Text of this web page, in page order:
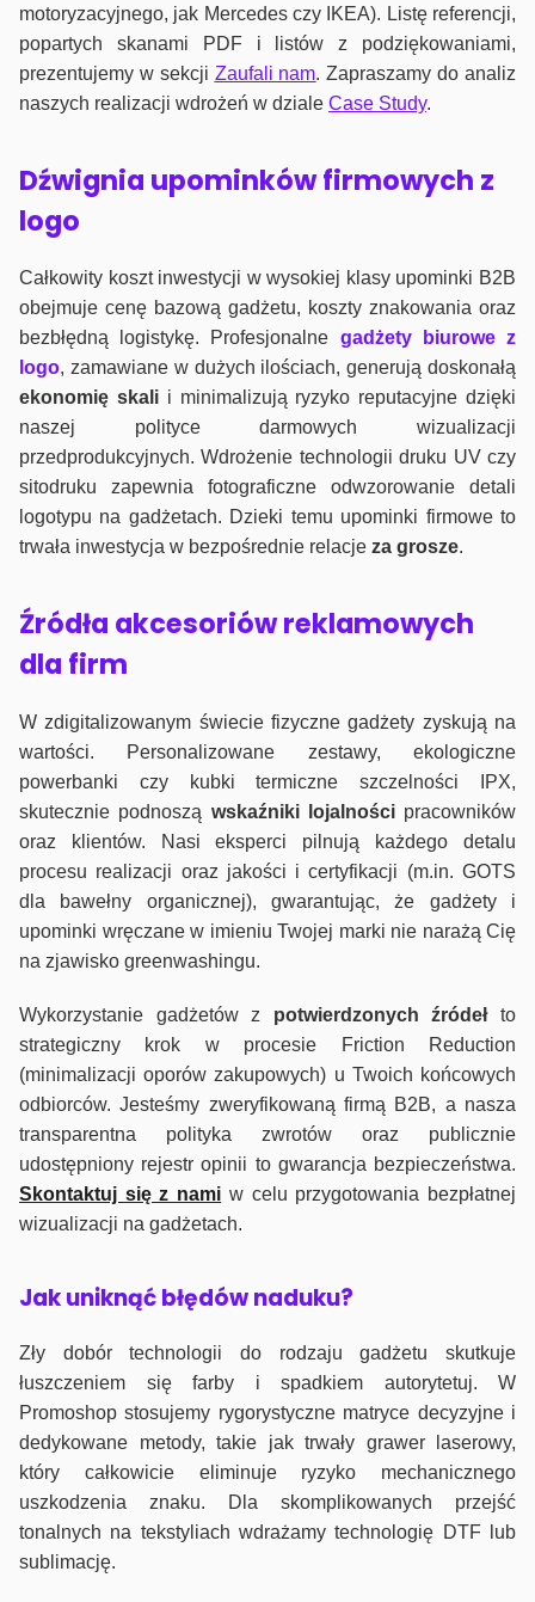
motoryzacyjnego, jak Mercedes czy IKEA). Listę referencji,
popartych skanami PDF i listów z podziękowaniami,
prezentujemy w sekcji Zaufali nam. Zapraszamy do analiz
naszych realizacji wdrożeń w dziale Case Study.
Dźwignia upominków firmowych z
logo
Całkowity koszt inwestycji w wysokiej klasy upominki B2B
obejmuje cenę bazową gadżetu, koszty znakowania oraz
bezbłędną logistykę. Profesjonalne gadżety biurowe z
logo, zamawiane w dużych ilościach, generują doskonałą
ekonomię skalii minimalizują ryzyko reputacyjne dzięki
naszej polityce darmowych wizualizacji
przedprodukcyjnych. Wdrożenie technologii druku UV czy
sitodruku zapewnia fotograficzne odwzorowanie detali
logotypu na gadżetach. Dzieki temu upominki firmowe to
trwała inwestycja w bezpośrednie relacje za grosze.
Źródła akcesoriów reklamowych
dla firm
W zdigitalizowanym świecie fizyczne gadżety zyskują na
wartości. Personalizowane zestawy, ekologiczne
powerbanki czy kubki termiczne szczelności IPX,
skutecznie podnoszą wskaźniki lojalnościpracowników
oraz klientów. Nasi eksperci pilnują każdego detalu
procesu realizacji oraz jakości i certyfikacji (m.in. GOTS
dla bawełny organicznej), gwarantując, że gadżety i
upominki wręczane w imieniu Twojej marki nie narażą Cię
na zjawisko greenwashingu.
Wykorzystanie gadżetów z potwierdzonych źródełto
strategiczny krok w procesie Friction Reduction
(minimalizacji oporów zakupowych) u Twoich końcowych
odbiorców. Jesteśmy zweryfikowaną firmą B2B, a nasza
transparentna polityka zwrotów oraz publicznie
udostępniony rejestr opinii to gwarancja bezpieczeństwa.
Skontaktuj się z nami w celu przygotowania bezpłatnej
wizualizacji na gadżetach.
Jak uniknąć błędów naduku?
Zły dobór technologii do rodzaju gadżetu skutkuje
łuszczeniem się farby i spadkiem autorytetuj. W
Promoshop stosujemy rygorystyczne matryce decyzyjne i
dedykowane metody, takie jak trwały grawer laserowy,
który całkowicie eliminuje ryzyko mechanicznego
uszkodzenia znaku. Dla skomplikowanych przejść
tonalnych na tekstyliach wdrażamy technologię DTF lub
sublimację.